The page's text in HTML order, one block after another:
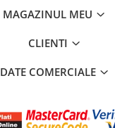
MAGAZINUL MEU
CLIENTI
DATE COMERCIALE